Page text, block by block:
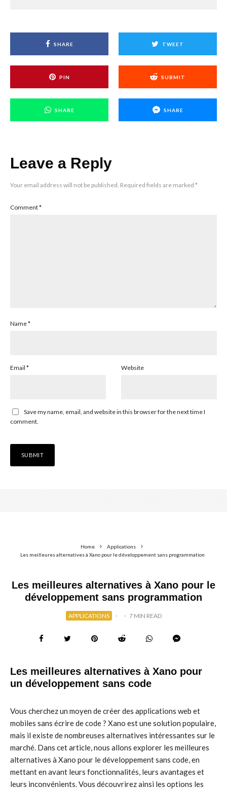
SHARE TWEET
PIN SUBMIT
SHARE SHARE
Leave a Reply
Your email address will not be published. Required fields are marked *
Comment*
Name*
Email * Website
Save my name, email, and website in this browser for the next time I
comment.
Home
Applications
Les meilleures alternatives à Xano pour le développement sans programmation
Les meilleures alternatives à Xano pour le
développement sans programmation
APPLICATIONS · · 7 MIN READ
Les meilleures alternatives à Xano pour
un développement sans code
Vous cherchez un moyen de créer des applications web et
mobiles sans écrire de code ? Xano est une solution populaire,
mais il existe de nombreuses alternatives intéressantes sur le
marché. Dans cet article, nous allons explorer les meilleures
alternatives à Xano pour le développement sans code, en
mettant en avant leurs fonctionnalités, leurs avantages et
leurs inconvénients. Vous découvrirez ainsi les options les